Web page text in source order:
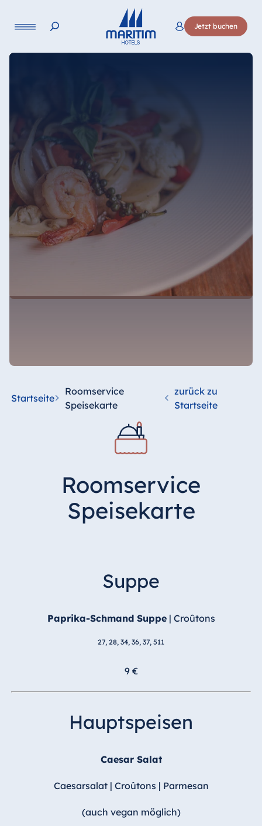
Jetzt buchen
Startseite
Roomservice
Speisekarte
zurück zu
Startseite
Roomservice
Speisekarte
Suppe
Paprika-Schmand Suppe| Croûtons
27, 28, 34, 36, 37, 511
9 €
Hauptspeisen
Caesar Salat
Caesarsalat | Croûtons | Parmesan
(auch vegan möglich)